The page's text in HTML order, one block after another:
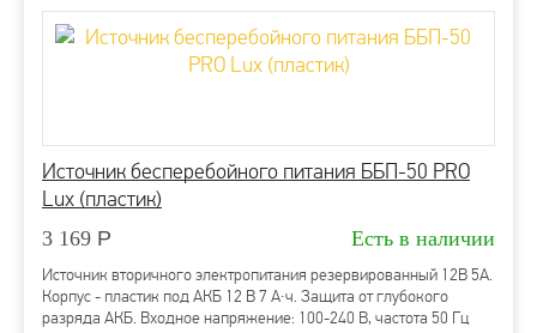
Источник бесперебойного питания ББП-50 PRO
Lux (пластик)
3 169 Р Есть в наличии
Источник вторичного электропитания резервированный 12В 5А.
Корпус - пластик под АКБ 12 В 7 А∙ч. Защита от глубокого
разряда АКБ. Входное напряжение: 100-240 В, частота 50 Гц